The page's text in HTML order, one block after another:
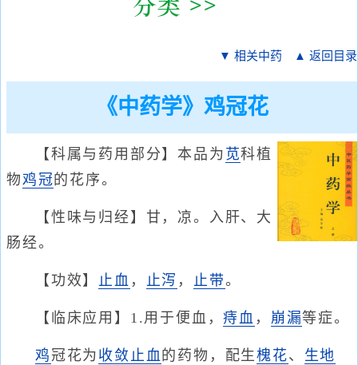
▼ 相关中药 ▲ 返回目录
《中药学》鸡冠花
【科属与药用部分】本品为 苋科植
物鸡冠的花序。
【性味与归经】甘，凉。入肝、大
肠经。
【功效】 止血 ， 止泻 ， 止带。
【临床应用】1.用于便血，痔血 ， 崩漏等症。
鸡 冠花为 收敛止血的药物，配生槐花、 生地